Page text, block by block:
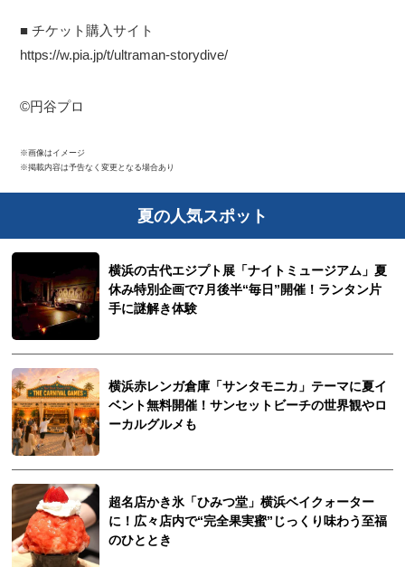
■ チケット購入サイト
https://w.pia.jp/t/ultraman-storydive/
©円谷プロ
※画像はイメージ
※掲載内容は予告なく変更となる場合あり
夏の人気スポット
横浜の古代エジプト展「ナイトミュージアム」夏
休み特別企画で7月後半“毎日”開催！ランタン片
手に謎解き体験
横浜赤レンガ倉庫「サンタモニカ」テーマに夏イ
ベント無料開催！サンセットビーチの世界観やロ
ーカルグルメも
超名店かき氷「ひみつ堂」横浜ベイクォーター
に！広々店内で“完全果実蜜”じっくり味わう至福
のひととき